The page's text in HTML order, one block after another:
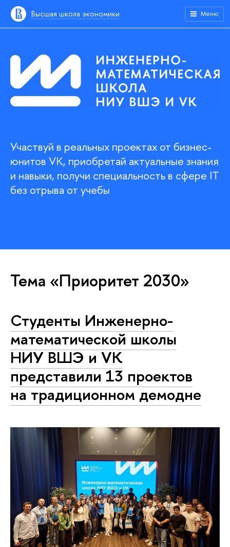
Высшая школа экономики Меню
Участвуй в реальных проектах от бизнес-
юнитов VK, приобретай актуальные знания
и навыки, получи специальность в сфере IT
без отрыва от учебы
Тема «Приоритет 2030»
Студенты Инженерно-
математической школы
НИУ ВШЭ и VK
представили 13 проектов
на традиционном демодне